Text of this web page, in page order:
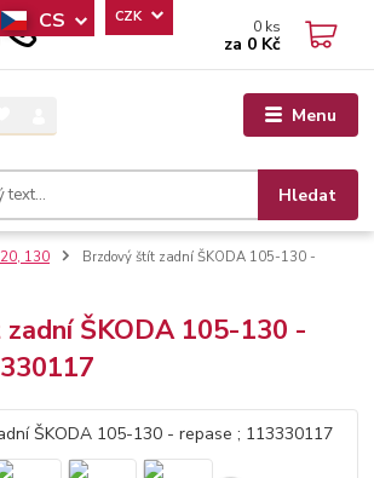
Menu
CS CZK
Hledat
0 ks
za 0 Kč
130
Brzdový štít zadní ŠKODA 105-130 -
ŠKODA 105-130 -